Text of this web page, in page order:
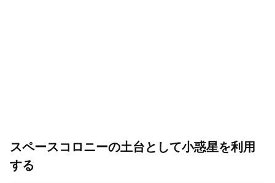
スペースコロニーの土台として小惑星を利用
する